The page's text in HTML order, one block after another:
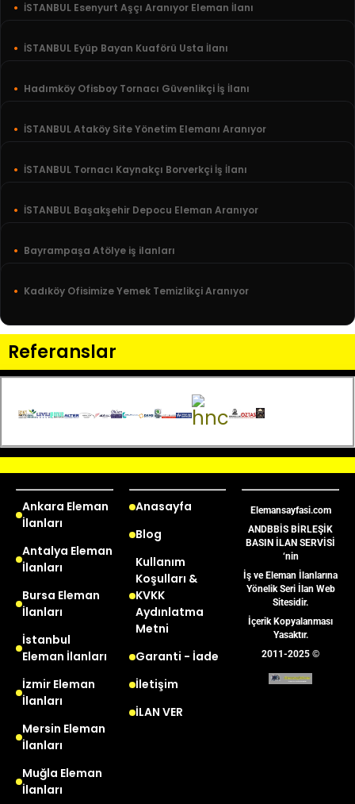
İSTANBUL Esenyurt Aşçı Aranıyor Eleman İlanı
İSTANBUL Eyüp Bayan Kuaförü Usta İlanı
Hadımköy Ofisboy Tornacı Güvenlikçi İş İlanı
İSTANBUL Ataköy Site Yönetim Elemanı Aranıyor
İSTANBUL Tornacı Kaynakçı Borverkçi İş İlanı
İSTANBUL Başakşehir Depocu Eleman Aranıyor
Bayrampaşa Atölye iş ilanları
Kadıköy Ofisimize Yemek Temizlikçi Aranıyor
Referanslar
Ankara Eleman
İlanları
Antalya Eleman
İlanları
Bursa Eleman
İlanları
İstanbul
Eleman İlanları
İzmir Eleman
İlanları
Mersin Eleman
İlanları
Muğla Eleman
İlanları
Anasayfa
Blog
Kullanım
Koşulları &
KVKK
Aydınlatma
Metni
Garanti - İade
İletişim
İLAN VER
Elemansayfasi.com
ANDBBİS BİRLEŞİK
BASIN İLAN SERVİSİ
‘nin
İş ve Eleman İlanlarına
Yönelik Seri İlan Web
Sitesidir.
İçerik Kopyalanması
Yasaktır.
2011-2025 ©